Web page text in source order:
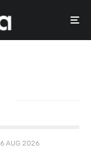
6 AUG 2026